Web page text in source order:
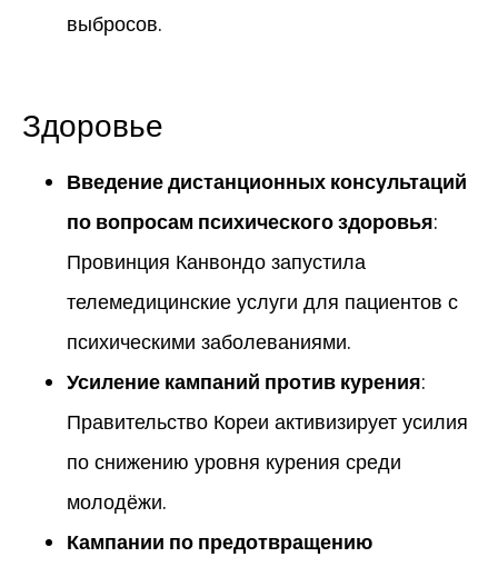
выбросов.
Здоровье
Введение дистанционных консультаций
по вопросам психического здоровья:
Провинция Канвондо запустила
телемедицинские услуги для пациентов с
психическими заболеваниями.
Усиление кампаний против курения:
Правительство Кореи активизирует усилия
по снижению уровня курения среди
молодёжи.
Кампании по предотвращению